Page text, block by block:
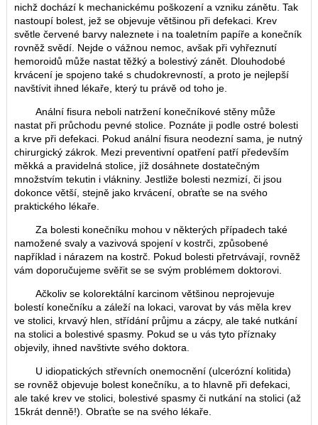
nichž dochází k mechanickému poškození a vzniku zánětu. Tak
nastoupí bolest, jež se objevuje většinou při defekaci. Krev
světle červené barvy naleznete i na toaletním papíře a konečník
rovněž svědí. Nejde o vážnou nemoc, avšak při vyhřeznutí
hemoroidů může nastat těžký a bolestivý zánět. Dlouhodobé
krvácení je spojeno také s chudokrevností, a proto je nejlepší
navštívit ihned lékaře, který tu právě od toho je.
Anální fisura neboli natržení konečníkové stěny může
nastat při průchodu pevné stolice. Poznáte ji podle ostré bolesti
a krve při defekaci. Pokud anální fisura neodezní sama, je nutný
chirurgický zákrok. Mezi preventivní opatření patří především
měkká a pravidelná stolice, jíž dosáhnete dostatečným
množstvím tekutin i vlákniny. Jestliže bolesti nezmizí, či jsou
dokonce větší, stejně jako krvácení, obraťte se na svého
praktického lékaře.
Za bolesti konečníku mohou v některých případech také
namožené svaly a vazivová spojení v kostrči, způsobené
například i nárazem na kostrč. Pokud bolesti přetrvávají, rovněž
vám doporučujeme svěřit se se svým problémem doktorovi.
Ačkoliv se kolorektální karcinom většinou neprojevuje
bolestí konečníku a záleží na lokaci, varovat by vás měla krev
ve stolici, krvavý hlen, střídání průjmu a zácpy, ale také nutkání
na stolici a bolestivé spasmy. Pokud se u vás tyto příznaky
objevily, ihned navštivte svého doktora.
U idiopatických střevních onemocnění (ulcerózní kolitida)
se rovněž objevuje bolest konečníku, a to hlavně při defekaci,
ale také krev ve stolici, bolestivé spasmy či nutkání na stolici (až
15krát denně!). Obraťte se na svého lékaře.